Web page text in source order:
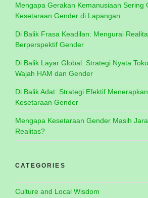
Mengapa Gerakan Kemanusiaan Sering
Kesetaraan Gender di Lapangan
Di Balik Frasa Keadilan: Mengurai
Berperspektif Gender
Di Balik Layar Global: Strategi Nyata
Wajah HAM dan Gender
Di Balik Adat: Strategi Efektif
Kesetaraan Gender
Mengapa Kesetaraan Gender Masih
Realitas?
CATEGORIES
Culture and Local Wisdom